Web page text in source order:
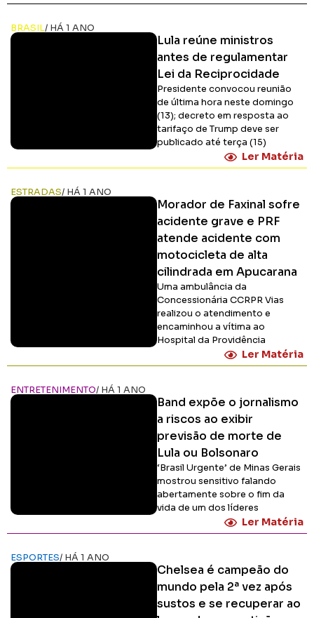
BRASIL/ HÁ 1 ANO
Lula reúne ministros
antes de regulamentar
Lei da Reciprocidade
Presidente convocou reunião
de última hora neste domingo
(13); decreto em resposta ao
tarifaço de Trump deve ser
publicado até terça (15)
Ler Matéria
ESTRADAS/ HÁ 1 ANO
Morador de Faxinal sofre
acidente grave e PRF
atende acidente com
motocicleta de alta
cilindrada em Apucarana
Uma ambulância da
Concessionária CCRPR Vias
realizou o atendimento e
encaminhou a vítima ao
Hospital da Providência
Ler Matéria
ENTRETENIMENTO/ HÁ 1 ANO
Band expõe o jornalismo
a riscos ao exibir
previsão de morte de
Lula ou Bolsonaro
‘Brasil Urgente’ de Minas Gerais
mostrou sensitivo falando
abertamente sobre o fim da
vida de um dos líderes
Ler Matéria
ESPORTES/ HÁ 1 ANO
Chelsea é campeão do
mundo pela 2ª vez após
sustos e se recuperar ao